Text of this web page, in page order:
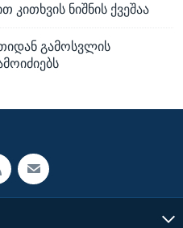
კითხვის ნიშნის ქვეშაა
გამოსვლის